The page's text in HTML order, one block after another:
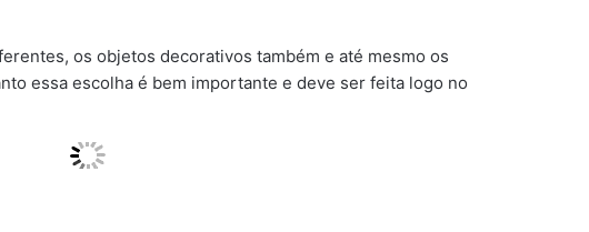
os objetos decorativos também e até mesmo os
essa escolha é bem importante e deve ser feita logo no